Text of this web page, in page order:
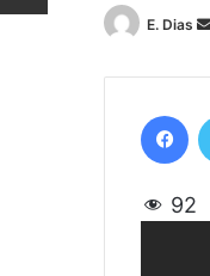
E. Dias
92